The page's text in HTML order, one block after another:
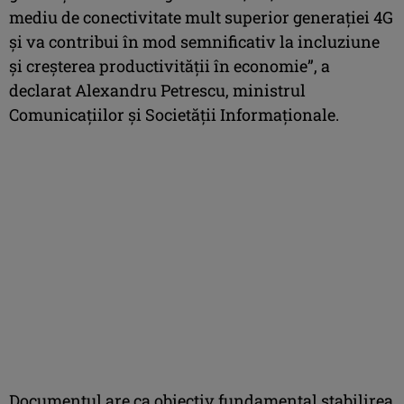
mediu de conectivitate mult superior generaţiei 4G
şi va contribui în mod semnificativ la incluziune
şi creşterea productivităţii în economie”, a
declarat Alexandru Petrescu, ministrul
Comunicaţiilor şi Societăţii Informaţionale.